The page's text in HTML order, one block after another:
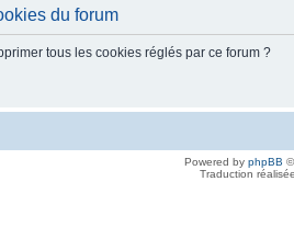
du forum
tous les cookies réglés par ce forum ?
Powered by phpBB
Traduction